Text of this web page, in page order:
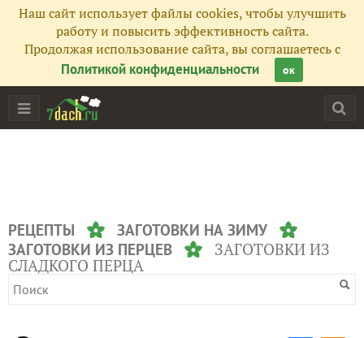
Наш сайт использует файлы cookies, чтобы улучшить
работу и повысить эффективность сайта.
Продолжая использование сайта, вы соглашаетесь с
Политикой конфиденциальности
ок
РЕЦЕПТЫ
ЗАГОТОВКИ НА ЗИМУ
ЗАГОТОВКИ ИЗ ПЕРЦЕВ
ЗАГОТОВКИ ИЗ
СЛАДКОГО ПЕРЦА